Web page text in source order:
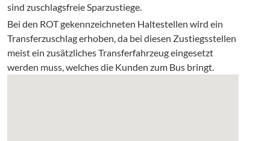
sind zuschlagsfreie Sparzustiege.
Bei den ROT gekennzeichneten Haltestellen wird ein
Transferzuschlag erhoben, da bei diesen Zustiegsstellen
meist ein zusätzliches Transferfahrzeug eingesetzt
werden muss, welches die Kunden zum Bus bringt.